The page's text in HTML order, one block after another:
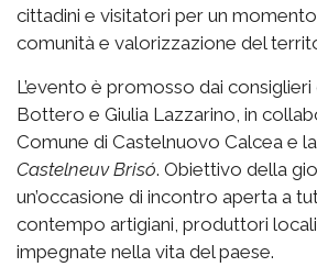
cittadini e visitatori per un
comunità e valorizzazione del
L’evento è promosso dai
Bottero e Giulia Lazzarino, in
Comune di Castelnuovo Calcea e
Castelneuv Brisó. Obiettivo della
un’occasione di incontro aperta a
contempo artigiani, produttori
impegnate nella vita del paese.